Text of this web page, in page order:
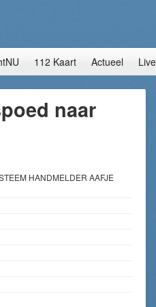
112 Kaart Actueel Live
naar
HANDMELDER AAFJE